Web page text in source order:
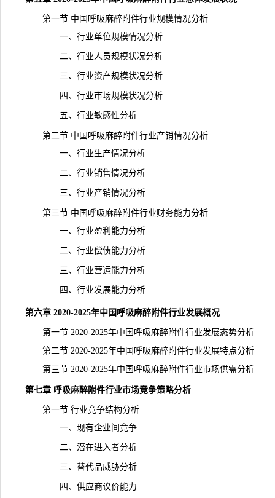
第一节 中国呼吸麻醉附件行业规模情况分析
一、行业单位规模情况分析
二、行业人员规模状况分析
三、行业资产规模状况分析
四、行业市场规模状况分析
五、行业敏感性分析
第二节 中国呼吸麻醉附件行业产销情况分析
一、行业生产情况分析
二、行业销售情况分析
三、行业产销情况分析
第三节 中国呼吸麻醉附件行业财务能力分析
一、行业盈利能力分析
二、行业偿债能力分析
三、行业营运能力分析
四、行业发展能力分析
第六章 2020-2025年中国呼吸麻醉附件行业发展概况
第一节 2020-2025年中国呼吸麻醉附件行业发展态势分析
第二节 2020-2025年中国呼吸麻醉附件行业发展特点分析
第三节 2020-2025年中国呼吸麻醉附件行业市场供需分析
第七章 呼吸麻醉附件行业市场竞争策略分析
第一节 行业竞争结构分析
一、现有企业间竞争
二、潜在进入者分析
三、替代品威胁分析
四、供应商议价能力